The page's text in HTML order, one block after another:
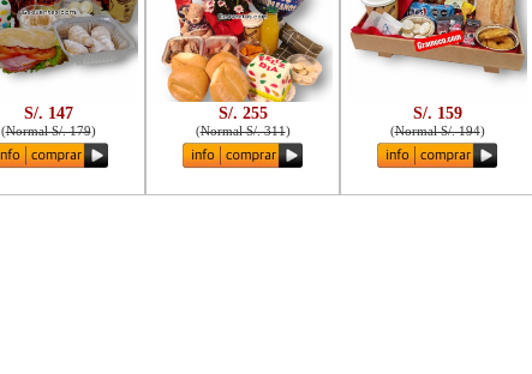
S/. 147
(Normal S/. 179)
S/. 255
(Normal S/. 311)
S/. 159
(Normal S/. 194)